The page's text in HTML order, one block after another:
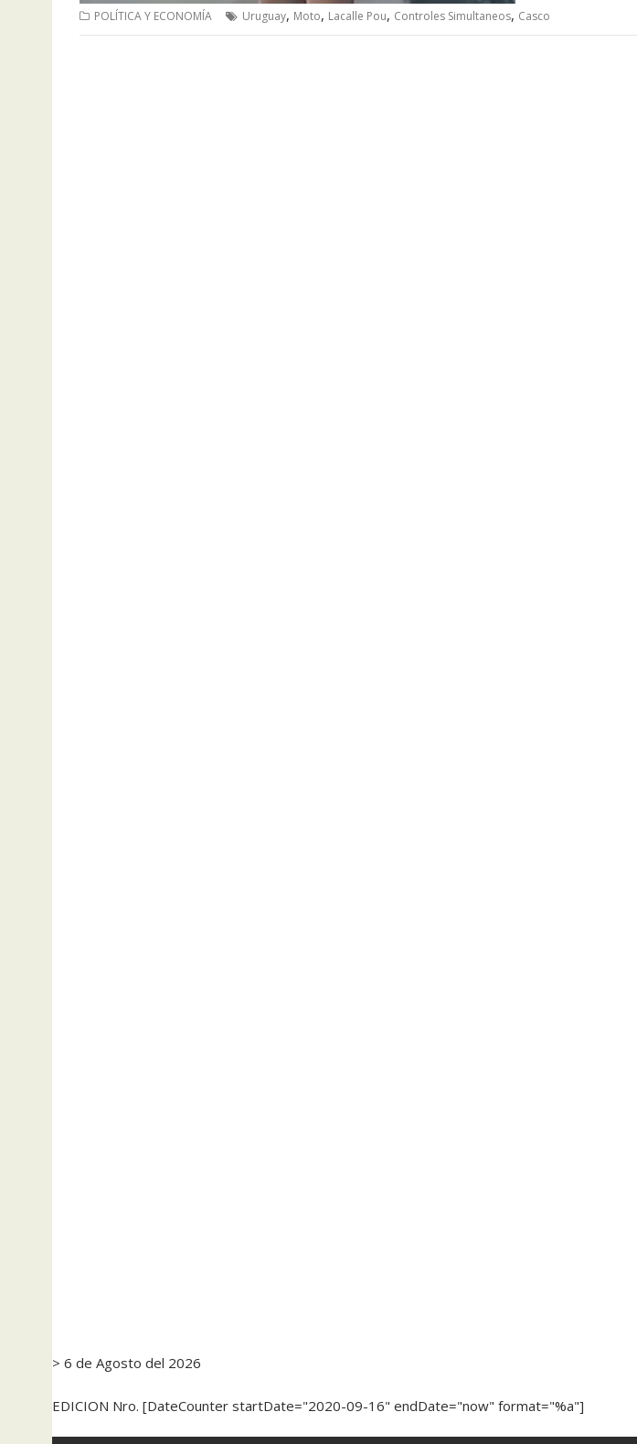
POLÍTICA Y ECONOMÍA Uruguay, Moto, Lacalle Pou, Controles Simultaneos, Casco
> 6 de Agosto del 2026
EDICION Nro. [DateCounter startDate="2020-09-16" endDate="now" format="%a"]